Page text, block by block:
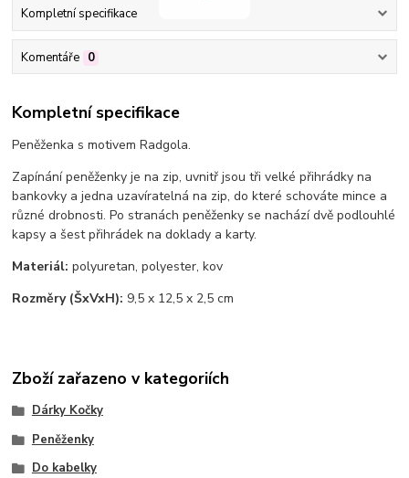
Kompletní specifikace
Komentáře 0
Kompletní specifikace
Peněženka s motivem Radgola.
Zapínání peněženky je na zip, uvnitř jsou tři velké přihrádky na
bankovky a jedna uzavíratelná na zip, do které schováte mince a
různé drobnosti. Po stranách peněženky se nachází dvě podlouhlé
kapsy a šest přihrádek na doklady a karty.
Materiál: polyuretan, polyester, kov
Rozměry (ŠxVxH): 9,5 x 12,5 x 2,5 cm
Zboží zařazeno v kategoriích
Dárky Kočky
Peněženky
Do kabelky